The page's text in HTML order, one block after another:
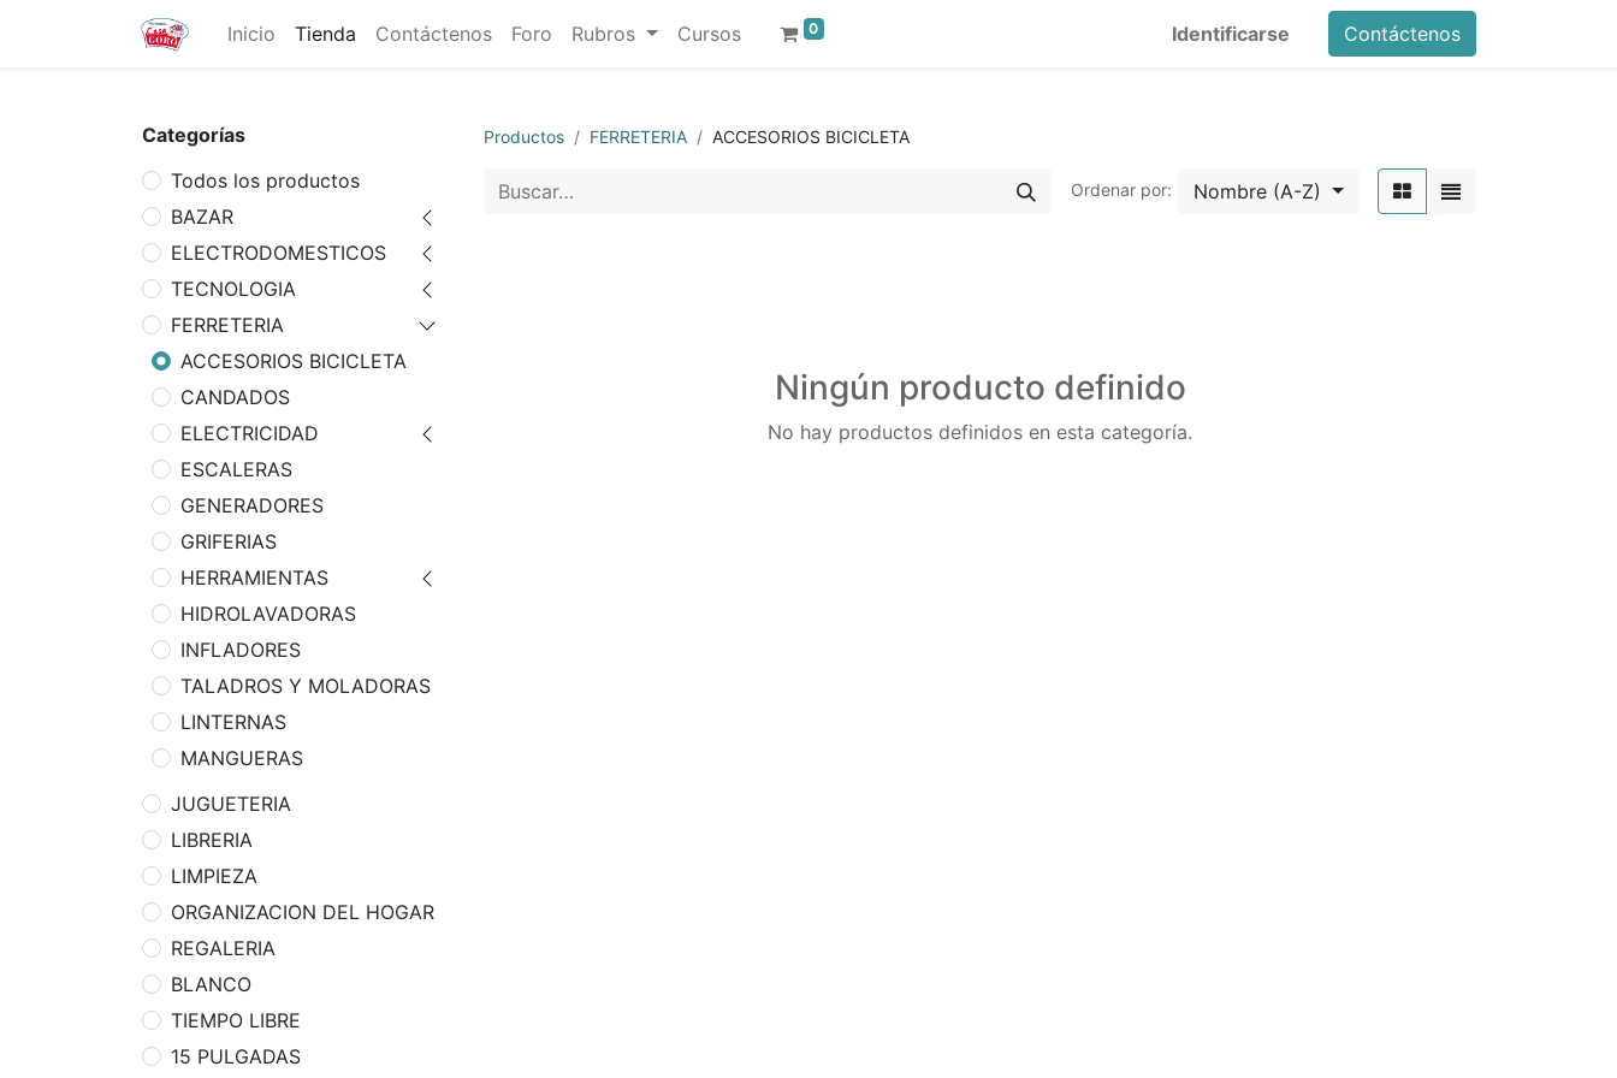
Inicio Tienda Contáctenos Foro Rubros Cursos 0 Identificarse Contáctenos
Categorías
Todos los productos
BAZAR
ELECTRODOMESTICOS
TECNOLOGIA
FERRETERIA
ACCESORIOS BICICLETA
CANDADOS
ELECTRICIDAD
ESCALERAS
GENERADORES
GRIFERIAS
HERRAMIENTAS
HIDROLAVADORAS
INFLADORES
TALADROS Y MOLADORAS
LINTERNAS
MANGUERAS
JUGUETERIA
LIBRERIA
LIMPIEZA
ORGANIZACION DEL HOGAR
REGALERIA
BLANCO
TIEMPO LIBRE
15 PULGADAS
Productos FERRETERIA ACCESORIOS BICICLETA
Ordenar por: Nombre (A-Z)
Ningún producto definido
No hay productos definidos en esta categoría.